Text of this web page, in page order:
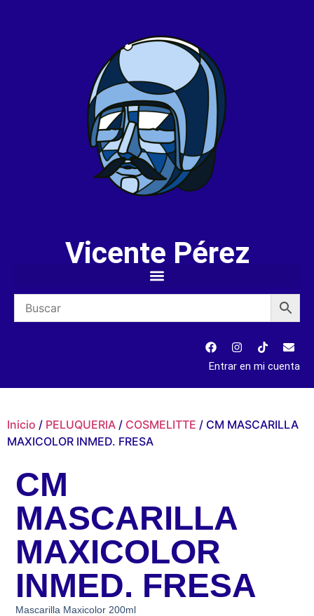
Vicente Pérez
Entrar en mi cuenta
Inicio / PELUQUERIA / COSMELITTE / CM MASCARILLA
MAXICOLOR INMED. FRESA
CM
MASCARILLA
MAXICOLOR
INMED. FRESA
Mascarilla Maxicolor 200ml